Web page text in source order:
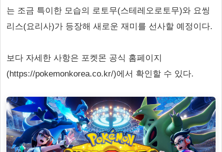
는 조금 특이한 모습의 로토무(스테레오로토무)와 요씽
리스(요리사)가 등장해 새로운 재미를 선사할 예정이다.
보다 자세한 사항은 포켓몬 공식 홈페이지
(https://pokemonkorea.co.kr/)에서 확인할 수 있다.